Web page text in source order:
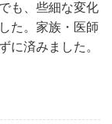
も、些細な変化
た。家族・医師
に済みました。